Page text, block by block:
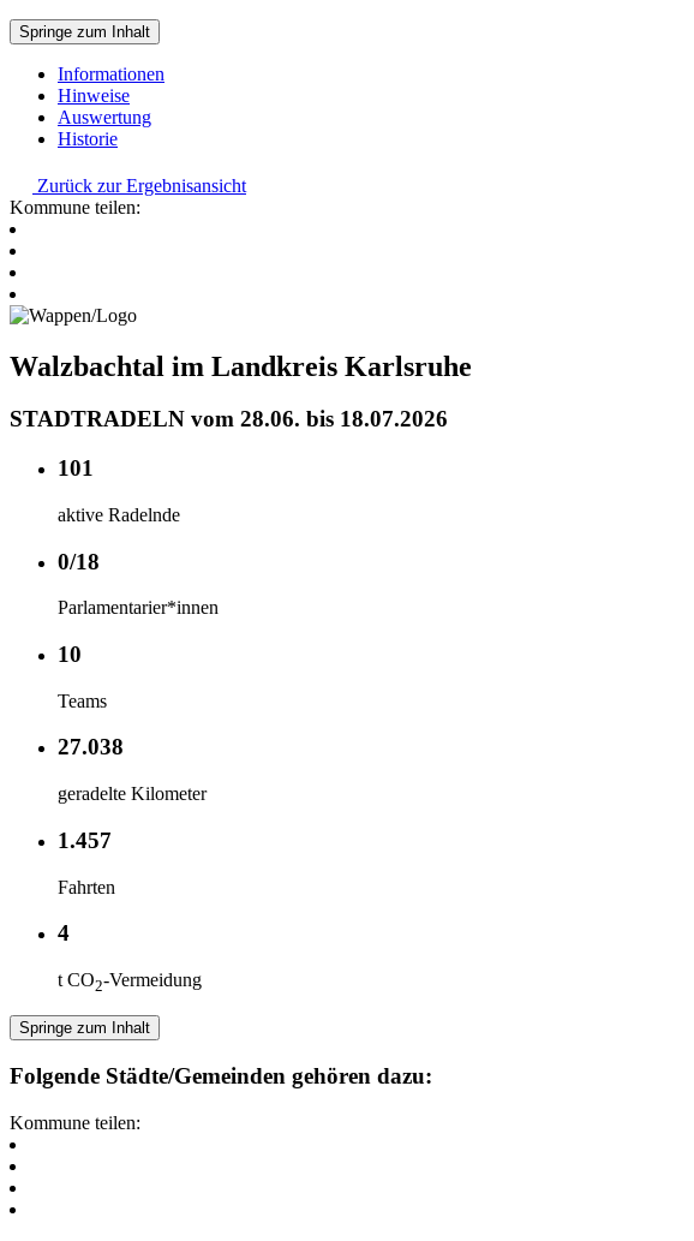
Springe zum Inhalt
Informationen
Hinweise
Auswertung
Historie
Zurück zur Ergebnisansicht
Kommune teilen:
Walzbachtal im Landkreis Karlsruhe
STADTRADELN vom 28.06. bis 18.07.2026
101
aktive Radelnde
0/18
Parlamentarier*innen
10
Teams
27.038
geradelte Kilometer
1.457
Fahrten
4
t CO2-Vermeidung
Springe zum Inhalt
Folgende Städte/Gemeinden gehören dazu:
Kommune teilen: